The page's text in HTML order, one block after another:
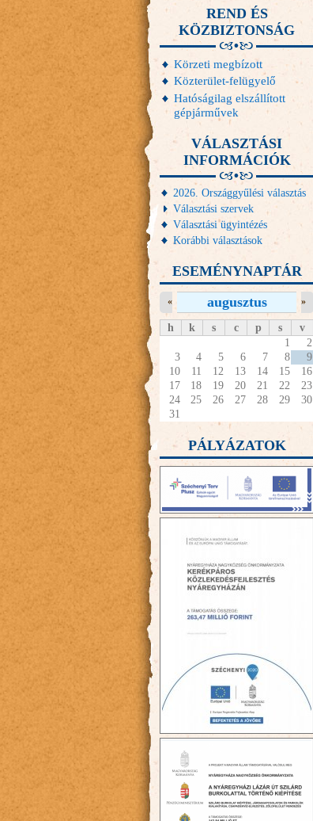
REND ÉS
KÖZBIZTONSÁG
Körzeti megbízott
Közterület-felügyelő
Hatóságilag elszállított
gépjárművek
VÁLASZTÁSI
INFORMÁCIÓK
2026. Országgyűlési választás
Választási szervek
Választási ügyintézés
Korábbi választások
ESEMÉNYNAPTÁR
augusztus
« »
h k s c p s
v
1
2
3
4 5 6 7 8
9
10
11 12 13 14 15
16
17
18 19 20 21 22
23
24
25 26 27 28 29
30
31
PÁLYÁZATOK